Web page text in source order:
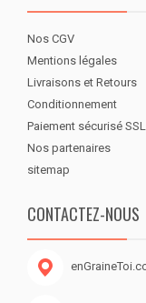
Nos CGV
Mentions légales
Livraisons et Retours
Conditionnement
Paiement sécurisé SSL
Nos partenaires
sitemap
CONTACTEZ-NOUS